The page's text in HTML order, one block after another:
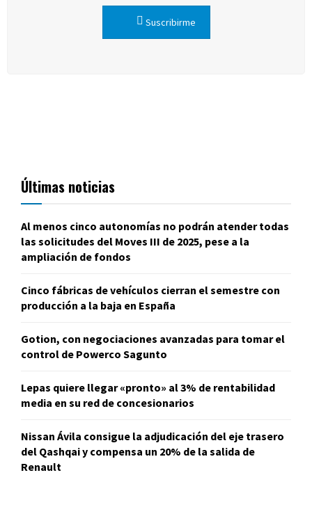
Suscribirme
Últimas noticias
Al menos cinco autonomías no podrán atender todas
las solicitudes del Moves III de 2025, pese a la
ampliación de fondos
Cinco fábricas de vehículos cierran el semestre con
producción a la baja en España
Gotion, con negociaciones avanzadas para tomar el
control de Powerco Sagunto
Lepas quiere llegar «pronto» al 3% de rentabilidad
media en su red de concesionarios
Nissan Ávila consigue la adjudicación del eje trasero
del Qashqai y compensa un 20% de la salida de
Renault